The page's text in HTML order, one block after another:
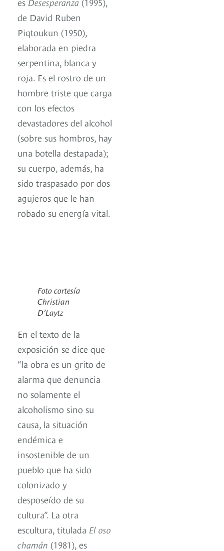
de David Ruben
Piqtoukun (1950),
elaborada en piedra
serpentina, blanca y
roja. Es el rostro de un
hombre triste que carga
con los efectos
devastadores del alcohol
(sobre sus hombros, hay
una botella destapada);
su cuerpo, además, ha
sido traspasado por dos
agujeros que le han
robado su energía vital.
Foto cortesía
Christian
D’Laytz
En el texto de la
exposición se dice que
“la obra es un grito de
alarma que denuncia
no solamente el
alcoholismo sino su
causa, la situación
endémica e
insostenible de un
pueblo que ha sido
colonizado y
desposeído de su
cultura”. La otra
escultura, titulada El oso
chamán (1981), es